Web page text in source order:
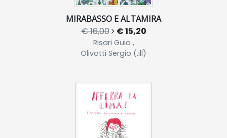
MIRABASSO E ALTAMIRA
€ 16,00 € 15,20
Risari Guia ,
Olivotti Sergio (.ill)